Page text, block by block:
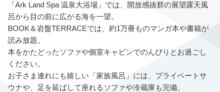
「Ark Land Spa 温泉大浴場」では、開放感抜群の展望露天風
呂から目の前に広がる海を一望。
BOOK ＆岩盤TERRACEでは、約1万冊ものマンガ本や書籍が
読み放題。
本をかたどったソファや個室キャビンでのんびりとお過ごし
ください。
お子さま連れにも嬉しい「家族風呂」には、 プライベートサ
ウナや、足を延ばして座れるソファや冷蔵庫も完備。